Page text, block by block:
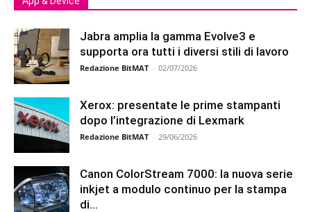
Jabra amplia la gamma Evolve3 e
supporta ora tutti i diversi stili di lavoro
Redazione BitMAT - 02/07/2026
Xerox: presentate le prime stampanti
dopo l’integrazione di Lexmark
Redazione BitMAT - 29/06/2026
Canon ColorStream 7000: la nuova serie
inkjet a modulo continuo per la stampa
di...